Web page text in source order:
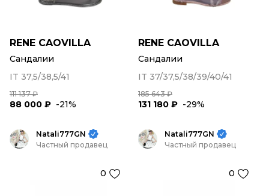
RENE CAOVILLA
Сандалии
IT 37,5/38,5/41
111 137 ₽
88 000 ₽ -21%
RENE CAOVILLA
Сандалии
IT 37/37,5/38/39/40/41
185 643 ₽
131 180 ₽ -29%
Natali777GN
Частный продавец
0
Natali777GN
Частный продавец
0